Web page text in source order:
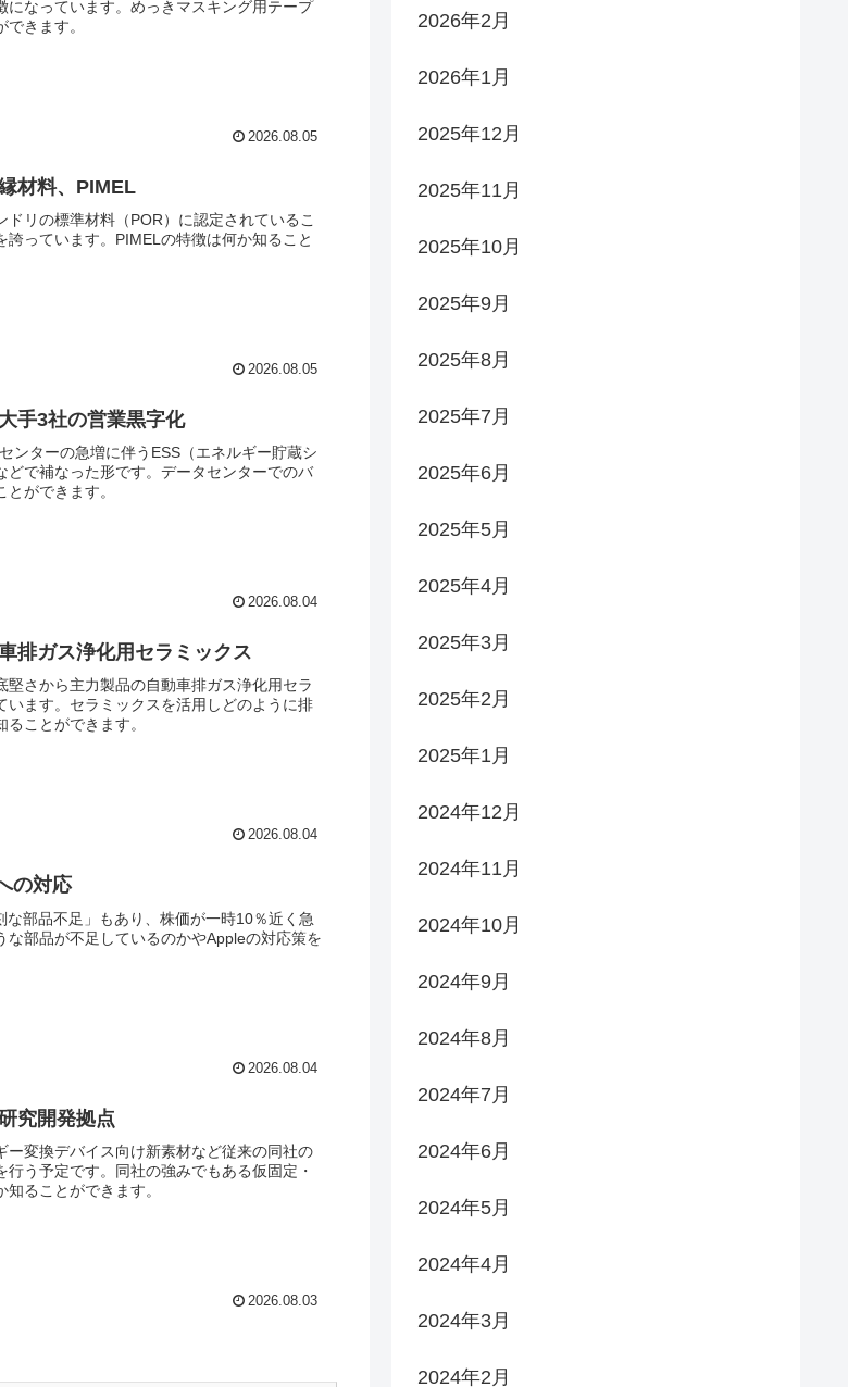
になっています。めっきマスキング用テープ
きます。
2026.08.05
材料、PIMEL
ドリの標準材料（POR）に認定されているこ
誇っています。PIMELの特徴は何か知ること
2026.08.05
手3社の営業黒字化
ンターの急増に伴うESS（エネルギー貯蔵シ
どで補なった形です。データセンターでのバ
ができます。
2026.08.04
排ガス浄化用セラミックス
堅さから主力製品の自動車排ガス浄化用セラ
います。セラミックスを活用しどのように排
ことができます。
2026.08.04
の対応
な部品不足」もあり、株価が一時10％近く急
な部品が不足しているのかやAppleの対応策を
2026.08.04
究開発拠点
ー変換デバイス向け新素材など従来の同社の
行う予定です。同社の強みでもある仮固定・
ることができます。
2026.08.03
2026年2月
2026年1月
2025年12月
2025年11月
2025年10月
2025年9月
2025年8月
2025年7月
2025年6月
2025年5月
2025年4月
2025年3月
2025年2月
2025年1月
2024年12月
2024年11月
2024年10月
2024年9月
2024年8月
2024年7月
2024年6月
2024年5月
2024年4月
2024年3月
2024年2月